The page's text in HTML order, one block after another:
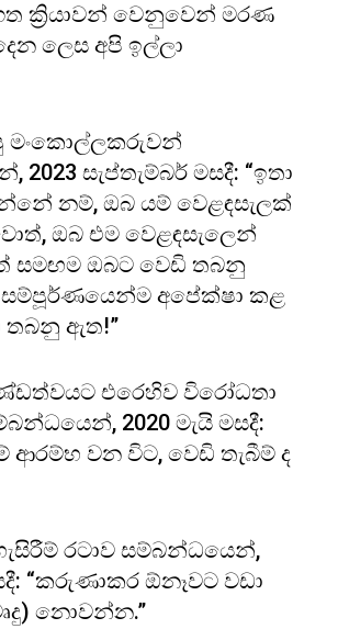
ක්‍රියාවන් වෙනුවෙන් මරණ
ලෙස අපි ඉල්ලා
මංකොල්ලකරුවන්
සැප්තැම්බර් මසදී: “ඉතා
නම්, ඔබ යම් වෙළඳසැලක්
ඔබ එම වෙළඳසැලෙන්
සමඟම ඔබට වෙඩි තබනු
සම්පූර්ණයෙන්ම අපේක්ෂා කළ
තබනු ඇත!”
එරෙහිව විරෝධතා
2020 මැයි මසදී:
ආරම්භ වන විට, වෙඩි තැබීම් ද
රටාව සම්බන්ධයෙන්,
“කරුණාකර ඕනෑවට වඩා
නොවන්න.”